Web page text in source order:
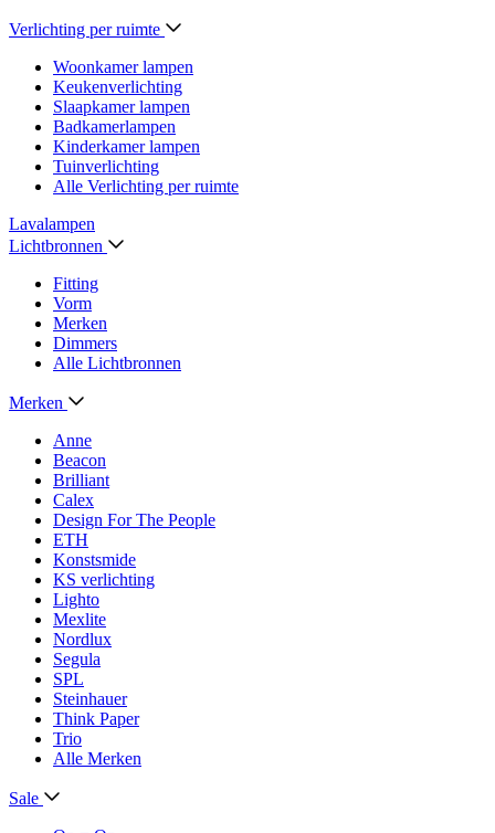
Verlichting per ruimte
Woonkamer lampen
Keukenverlichting
Slaapkamer lampen
Badkamerlampen
Kinderkamer lampen
Tuinverlichting
Alle Verlichting per ruimte
Lavalampen
Lichtbronnen
Fitting
Vorm
Merken
Dimmers
Alle Lichtbronnen
Merken
Anne
Beacon
Brilliant
Calex
Design For The People
ETH
Konstsmide
KS verlichting
Lighto
Mexlite
Nordlux
Segula
SPL
Steinhauer
Think Paper
Trio
Alle Merken
Sale